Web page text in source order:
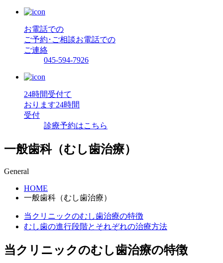
お電話での
ご予約･ご相談お電話での
ご連絡
045-594-7926
24時間受付て
おります24時間
受付
診療予約はこちら
一般歯科（むし歯治療）
General
HOME
一般歯科（むし歯治療）
当クリニックのむし歯治療の特徴
むし歯の進行段階とそれぞれの治療方法
当クリニックのむし歯治療の特徴